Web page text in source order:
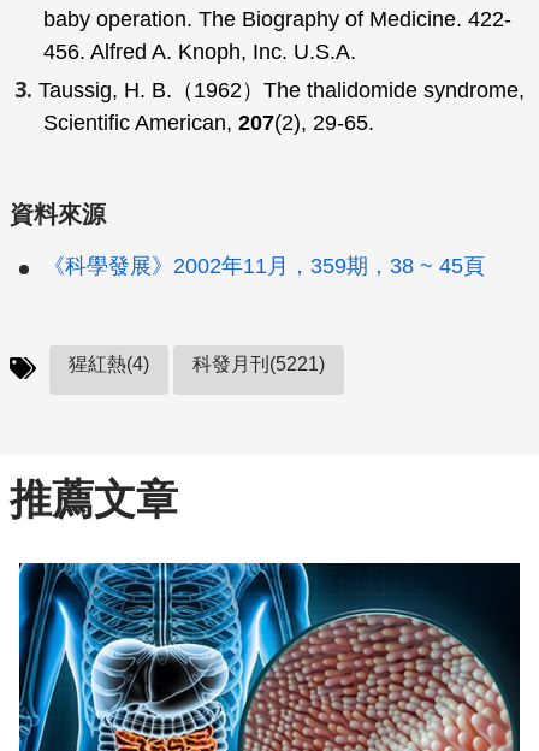
baby operation. The Biography of Medicine. 422-
456. Alfred A. Knoph, Inc. U.S.A.
Taussig, H. B.（1962）The thalidomide syndrome,
Scientific American, 207(2), 29-65.
資料來源
《科學發展》2002年11月，359期，38 ~ 45頁
猩紅熱(4) 科發月刊(5221)
推薦文章